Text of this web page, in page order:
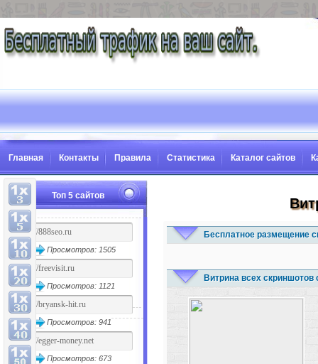
Главная Контакты Правила Статистика Каталог сайтов
Топ 5 сайтов
Просмотров: 1505
Просмотров: 1121
Просмотров: 941
Просмотров: 673
Бесплатное размещение
Витрина всех скриншотов